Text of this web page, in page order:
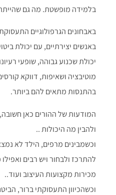
בלמידה מופשטת. מה גם שהייתה
באבחונים הגרפולוגיים
באנשים יצירתיים, עם יכולת
יכולת שכנוע גבוהה, שופעי
מוטיבציה ושאיפות, דווקא
בהתנסות מתאים להם ביותר.
המודעות של ההורים כאן
ולהבין מה היכולות ..
וכשמבינים מרפים, הילד לא
להתרכז ולבחור ויש רבים
מכירות מקצועות העיצוב ועוד..
וכשהכיוון התעסוקתי ברור,